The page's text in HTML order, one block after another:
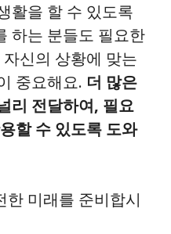
활을 할 수 있도록
하는 분들도 필요한
신의 상황에 맞는
중요해요. 더 많은
리 전달하여, 필요
할 수 있도록 도와
한 미래를 준비합시